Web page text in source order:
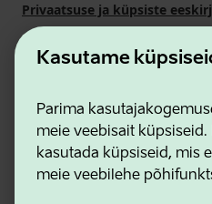
Kasutame
Parima
meie veebisait
kasutada küpsiseid, mis
meie veebilehe
Privaatsuse ja küpsiste